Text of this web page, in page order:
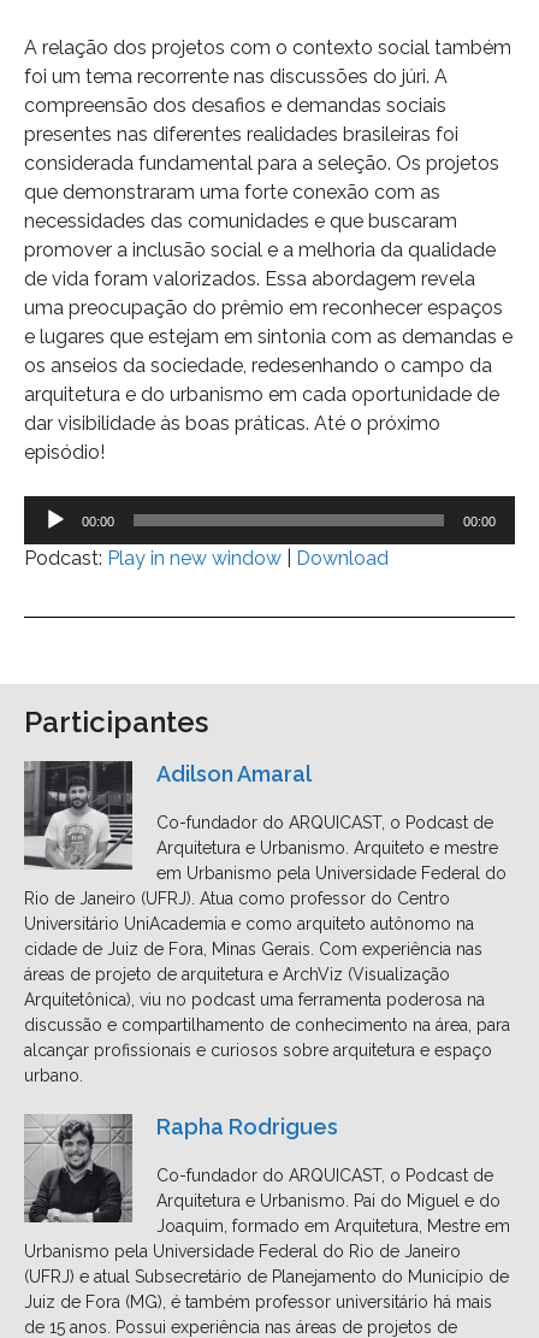
A relação dos projetos com o contexto social também
foi um tema recorrente nas discussões do júri. A
compreensão dos desafios e demandas sociais
presentes nas diferentes realidades brasileiras foi
considerada fundamental para a seleção. Os projetos
que demonstraram uma forte conexão com as
necessidades das comunidades e que buscaram
promover a inclusão social e a melhoria da qualidade
de vida foram valorizados. Essa abordagem revela
uma preocupação do prêmio em reconhecer espaços
e lugares que estejam em sintonia com as demandas e
os anseios da sociedade, redesenhando o campo da
arquitetura e do urbanismo em cada oportunidade de
dar visibilidade às boas práticas. Até o próximo
episódio!
Tocador
áudio
00:00 00:00
Podcast: Play in new window Download
Participantes
Adilson Amaral
Co-fundador do ARQUICAST, o Podcast de
Arquitetura e Urbanismo. Arquiteto e mestre
em Urbanismo pela Universidade Federal do
Rio de Janeiro (UFRJ). Atua como professor do Centro
Universitário UniAcademia e como arquiteto autônomo na
cidade de Juiz de Fora, Minas Gerais. Com experiência nas
áreas de projeto de arquitetura e ArchViz (Visualização
Arquitetônica), viu no podcast uma ferramenta poderosa na
discussão e compartilhamento de conhecimento na área, para
alcançar profissionais e curiosos sobre arquitetura e espaço
urbano.
Rapha Rodrigues
Co-fundador do ARQUICAST, o Podcast de
Arquitetura e Urbanismo. Pai do Miguel e do
Joaquim, formado em Arquitetura, Mestre em
Urbanismo pela Universidade Federal do Rio de Janeiro
(UFRJ) e atual Subsecretário de Planejamento do Município de
Juiz de Fora (MG), é também professor universitário há mais
de 15 anos. Possui experiência nas áreas de projetos de